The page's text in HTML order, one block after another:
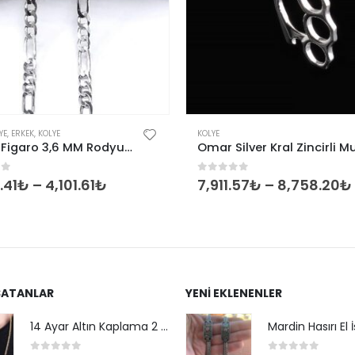
, ERKEK, KOLYE
Unisex Figaro 3,6 MM Rodyum Gümüş Zincir Kolye
5₺ – 4,101.61₺
Bu ürünün birden fazla varyasyonu var. Seçenekler ürün sayfasından seçilebilir
KOLYE
0out of 5
7,911.57₺ – 8,758.20₺
14 Ayar Altın Kaplama 2 mm Kare Kral Zincir Kolye
YENI EKLENENLER